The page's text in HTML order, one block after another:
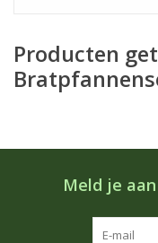
Producten
Meld je